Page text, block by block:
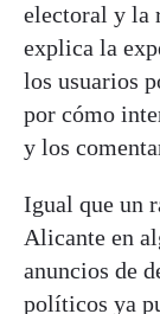
electoral y la
explica la
los usuarios
por cómo
y los
Igual que un
Alicante en
anuncios de
políticos ya